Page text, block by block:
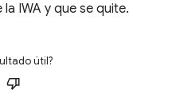
IWA y que se quite.
útil?